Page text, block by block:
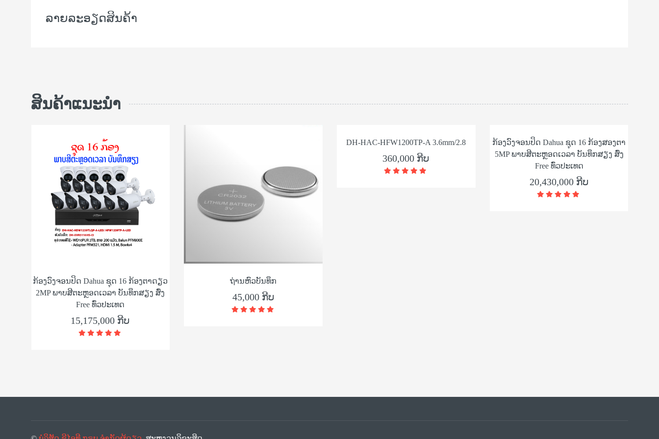
ລາຍລະອຽດສິນຄ້າ
ສິນຄ້າແນະນຳ
ກ້ອງວົງຈອນປິດ Dahua ຊຸດ 16 ກ້ອງຕາດຽວ
2MP ພາບສີຕະຫຼອດເວລາ ບັນທຶກສຽງ ສົ່ງ
Free ທົ່ວປະເທດ
15,175,000 ກີບ
ຖ່ານຫົວບັນທຶກ
45,000 ກີບ
DH-HAC-HFW1200TP-A 3.6mm/2.8
360,000 ກີບ
ກ້ອງວົງຈອນປິດ Dahua ຊຸດ 16 ກ້ອງສອງຕາ
5MP ພາບສີຕະຫຼອດເວລາ ບັນທຶກສຽງ ສົ່ງ
Free ທົ່ວປະເທດ
20,430,000 ກີບ